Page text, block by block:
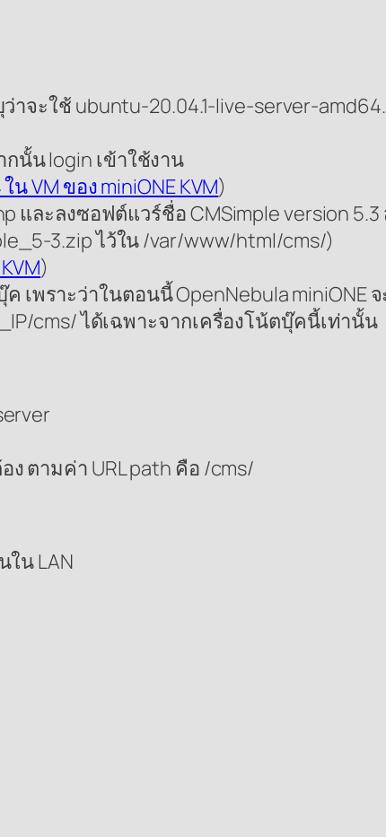
าจะใช้ ubuntu-20.04.1-live-server-
กนั้น login เข้าใช้งาน
VM ของ miniONE KVM)
และลงซอฟต์แวร์ชื่อ CMSimple version 5.3
3.zip ไว้ใน /var/www/html/cms/)
)
เพราะว่าในตอนนี้ OpenNebula miniONE
cms/ ได้เฉพาะจากเครื่องโน้ตบุ๊คนี้เท่านั้น
ง ตามค่า URL path คือ /cms/
ใน LAN